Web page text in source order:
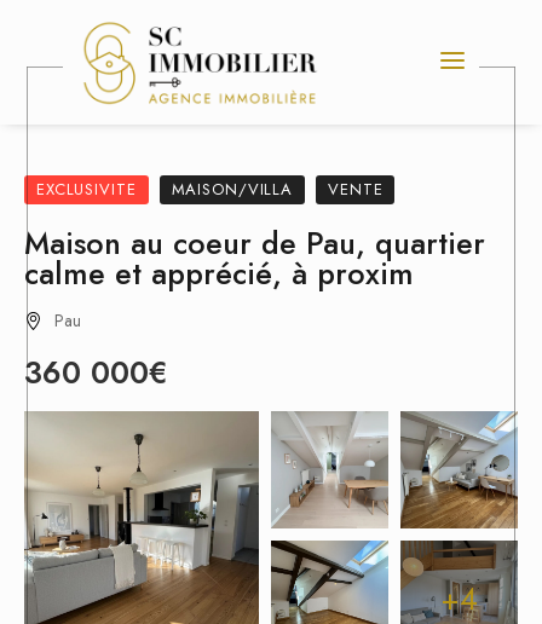
EXCLUSIVITE MAISON/VILLA VENTE
Maison au coeur de Pau, quartier
calme et apprécié, à proxim
Pau
360 000€
+4